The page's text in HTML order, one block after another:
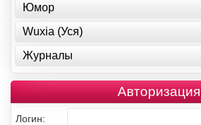
Юмор
Wuxia (Уся)
Журналы
Авторизация
Логин: